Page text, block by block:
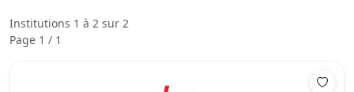
Institutions 1 à 2 sur 2
Page 1 / 1